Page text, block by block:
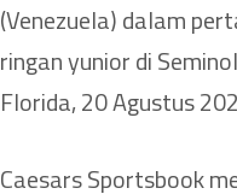
(Venezuela) dalam
ringan yunior di
Florida, 20 Agustus
Caesars Sportsbook